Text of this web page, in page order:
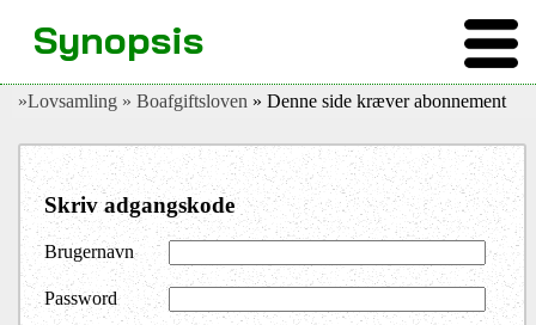
»Lovsamling » Boafgiftsloven » Denne side kræver abonnement
Skriv adgangskode
Brugernavn
Password
Synopsis